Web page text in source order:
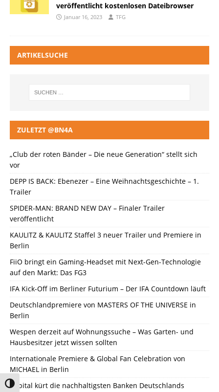
Umschalten auf hohe Kontraste
veröffentlicht kostenlosen Dateibrowser
Januar 16, 2023 TFG
ARTIKELSUCHE
ZULETZT @BN4A
„Club der roten Bänder – Die neue Generation“ stellt sich
vor
DEPP IS BACK: Ebenezer – Eine Weihnachtsgeschichte – 1.
Trailer
SPIDER-MAN: BRAND NEW DAY – Finaler Trailer
veröffentlicht
KAULITZ & KAULITZ Staffel 3 neuer Trailer und Premiere in
Berlin
FiiO bringt ein Gaming-Headset mit Next-Gen-Technologie
auf den Markt: Das FG3
IFA Kick-Off im Berliner Futurium – Der IFA Countdown läuft
Deutschlandpremiere von MASTERS OF THE UNIVERSE in
Berlin
Wespen derzeit auf Wohnungssuche – Was Garten- und
Hausbesitzer jetzt wissen sollten
Internationale Premiere & Global Fan Celebration von
MICHAEL in Berlin
Capital kürt die nachhaltigsten Banken Deutschlands